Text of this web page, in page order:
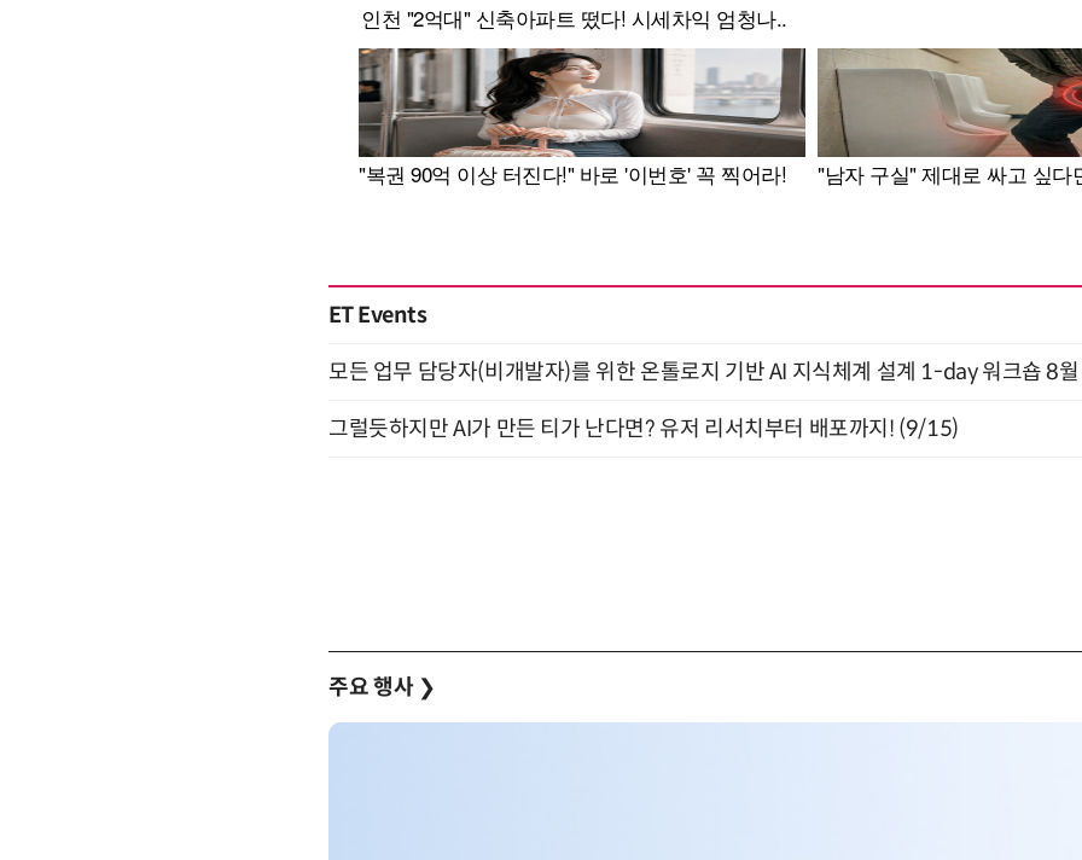
ET Events
모든 업무 담당자(비개발자)를 위한 온톨로지 기반 AI 지식체계 설계 1-day 워크숍 8월
그럴듯하지만 AI가 만든 티가 난다면? 유저 리서치부터 배포까지! (9/15)
주요 행사 ❯